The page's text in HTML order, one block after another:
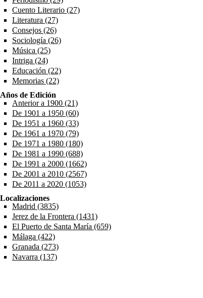
Cuento Literario (27)
Literatura (27)
Consejos (26)
Sociología (26)
Música (25)
Intriga (24)
Educación (22)
Memorias (22)
Años de Edición
Anterior a 1900 (21)
De 1901 a 1950 (60)
De 1951 a 1960 (33)
De 1961 a 1970 (79)
De 1971 a 1980 (180)
De 1981 a 1990 (688)
De 1991 a 2000 (1662)
De 2001 a 2010 (2567)
De 2011 a 2020 (1053)
Localizaciones
Madrid (3835)
Jerez de la Frontera (1431)
El Puerto de Santa María (659)
Málaga (422)
Granada (273)
Navarra (137)